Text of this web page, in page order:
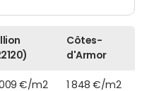
Côtes-
d'Armor
€/m2 1 848 €/m2